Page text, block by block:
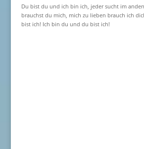
Du bist du und ich bin ich, jeder sucht im
brauchst du mich, mich zu lieben brauch ich
bist ich! Ich bin du und du bist ich!